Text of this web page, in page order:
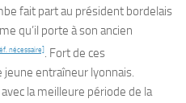
fait part au président bordelais
qu’il porte à son ancien
nécessaire]. Fort de ces
entraîneur lyonnais.
avec la meilleure période de la